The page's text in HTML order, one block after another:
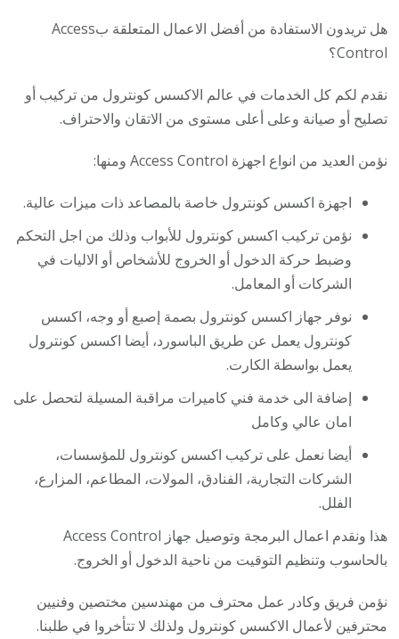
هل تريدون الاستفادة من أفضل الاعمال المتعلقة بAccess
Control؟
نقدم لكم كل الخدمات في عالم الاكسس كونترول من تركيب أو
تصليح أو صيانة وعلى أعلى مستوى من الاتقان والاحتراف.
نؤمن العديد من انواع اجهزة Access Control ومنها:
اجهزة اكسس كونترول خاصة بالمصاعد ذات ميزات عالية.
نؤمن تركيب اكسس كونترول للأبواب وذلك من اجل التحكم
وضبط حركة الدخول أو الخروج للأشخاص أو الاليات في
الشركات أو المعامل.
نوفر جهاز اكسس كونترول بصمة إصبع أو وجه، اكسس
كونترول يعمل عن طريق الباسورد، أيضا اكسس كونترول
يعمل بواسطة الكارت.
إضافة الى خدمة فني كاميرات مراقبة المسيلة لتحصل على
امان عالي وكامل
أيضا نعمل على تركيب اكسس كونترول للمؤسسات،
الشركات التجارية، الفنادق، المولات، المطاعم، المزارع،
الفلل.
هذا ونقدم اعمال البرمجة وتوصيل جهاز Access Control
بالحاسوب وتنظيم التوقيت من ناحية الدخول أو الخروج.
نؤمن فريق وكادر عمل محترف من مهندسين مختصين وفنيين
محترفين لأعمال الاكسس كونترول ولذلك لا تتأخروا في طلبنا.